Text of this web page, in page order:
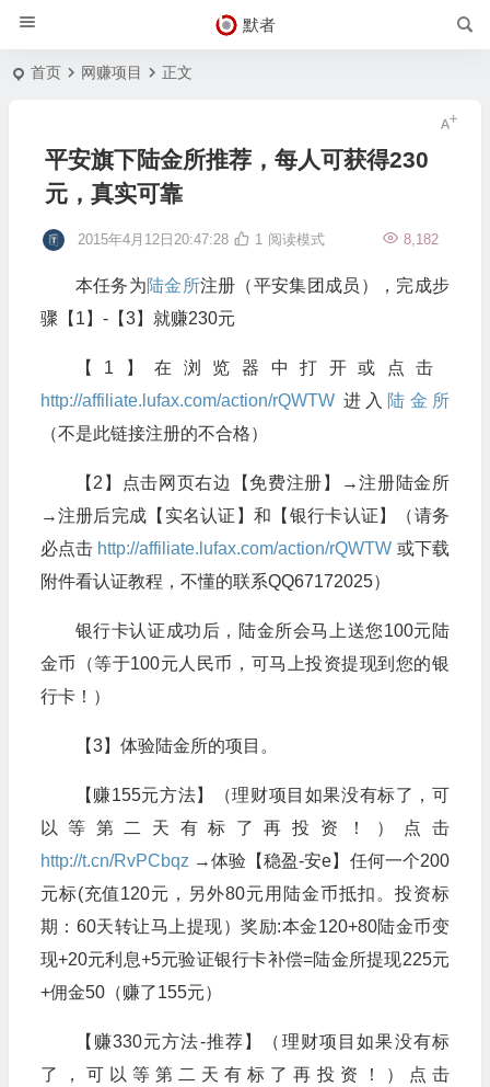
默者
首页 网赚项目 正文
平安旗下陆金所推荐，每人可获得230
元，真实可靠
2015年4月12日20:47:28 8,182
1 阅读模式
本任务为陆金所注册（平安集团成员），完成步
骤【1】-【3】就赚230元
【1】在浏览器中打开或点击
http://affiliate.lufax.com/action/rQWTW进入 陆金所
（不是此链接注册的不合格）
【2】点击网页右边【免费注册】→注册陆金所
→注册后完成【实名认证】和【银行卡认证】
（请务
必点击 http://affiliate.lufax.com/action/rQWTW 或下载
附件看认证教程，不懂的联系QQ67172025）
银行卡认证成功后，陆金所会马上送您100元陆
金币（等于100元人民币，可马上投资提现到您的银
行卡！）
【3】体验陆金所的项目。
【赚155元方法】（理财项目如果没有标了，可
以等第二天有标了再投资！） 点击
http://t.cn/RvPCbqz →体验【稳盈-安e】任何一个200
元标(充值120元，另外80元用陆金币抵扣。投资标
期：60天转让马上提现）奖励:本金120+80陆金币变
现+20元利息+5元验证银行卡补偿=陆金所提现225元
+佣金50（赚了155元）
【赚330元方法-推荐】（理财项目如果没有标
了，可以等第二天有标了再投资！）
点击